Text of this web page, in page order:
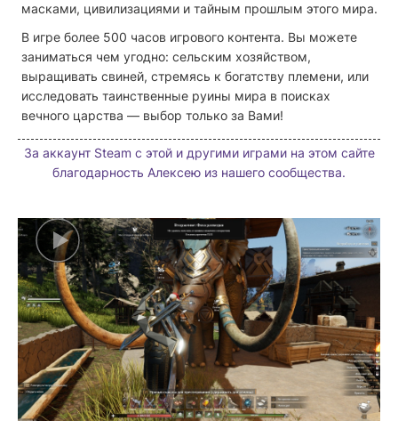
масками, цивилизациями и тайным прошлым этого мира.
В игре более 500 часов игрового контента. Вы можете
заниматься чем угодно: сельским хозяйством,
выращивать свиней, стремясь к богатству племени, или
исследовать таинственные руины мира в поисках
вечного царства — выбор только за Вами!
За аккаунт Steam с этой и другими играми на этом сайте
благодарность Алексею из нашего сообщества.